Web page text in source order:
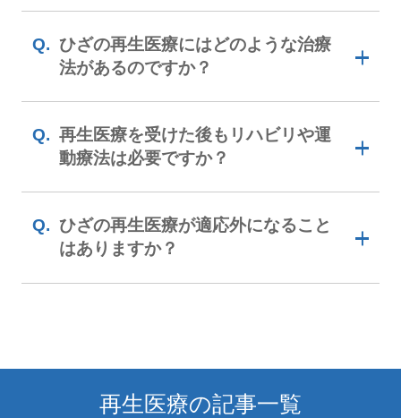
的な化合物や機器を使って、失われた身体
の機能を取り戻そうとします。
再生医療では、こうした人工物に頼らず、
私たち自身が持つ組織の再生能力を活かし
た治療を目指します。
「組織の再生能力」と聞くと難しく聞こえ
るかもしれませんが、例えばちょっとした
すり傷が数日すると自然に治っていくのも
再生能力の一つ。
ません。
るものの、なかなか改善が見られない、も
しくは徐々に悪化しているという段階の方
す。
また、当ひざ関節症クリニックグループが
行なった研究では、培養幹細胞治療による
痛み、生活の質、症状、運動機能の改善効
果は、治療から1年経過した時点でも維持
されていることが明らかになりました。ま
た同様の結果は、 PRP-FD（PFC-FD）注
から、少なくとも従来の保存的治療に比べ
当院が行なっている培養幹細胞治療、およ
びPRP-FD（PFC-FD）注射に関して言え
るのは事実です（効果が得られる人とそう
でない人がいらっしゃいます）。
しかし、事前にMRI検査を受けていただく
ことで、治療によって効果が期待できるか
をより正確に判定することが可能です。こ
うしたことから、当院では再生医療を希望
し上げます。
メリットは副作用や感染の心配が少な
いこと。デメリットは金額と治療実績
の少なさです。
再生医療では薬剤や手術療法など外科的な
介入による影響（副作用や感染）を受けな
はメリットです。
また、多くの場合入院を必要としませんの
で、患者さんの日常生活やお仕事にも負担
で、一般的な保険診療に比べて自己負担額
は高額になります。また、新しい治療法で
ひざの再生医療にはどのような治療
法があるのですか？
血液を材料にするもの、幹細胞を用い
るもの、軟骨細胞を用いるものがあり
ます。
現在、変形性膝関節症の治療で行われてい
る再生医療は、自家軟骨移植術、PRP療法
きく異なります。
再生医療を受けた後もリハビリや運
動療法は必要ですか？
はい。再生医療に限らず、治療後にリ
ハビリを行うことは、回復を早める大
きな要因の1つです。
筋力トレーニングとストレッチをご紹介し
ひざの再生医療が適応外になること
はありますか？
再生医療の記事一覧